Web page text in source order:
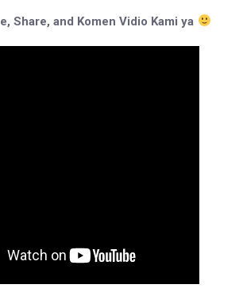
Share, and Komen Vidio Kami ya